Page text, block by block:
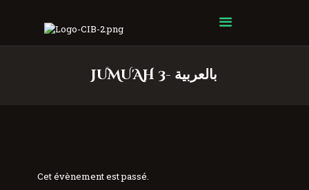
JUMU'AH 3- بالعربية
Centre Islamique Badr
Cet évènement est passé.